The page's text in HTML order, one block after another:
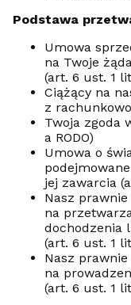
Podstawa
Umowa
na Twoje
(art. 6 ust. 1
Ciążący na
z
Twoja zgoda
a RODO)
Umowa o
jej zawarcia
Nasz
na
dochodzenia
(art. 6 ust. 1
Nasz
na
(art. 6 ust. 1